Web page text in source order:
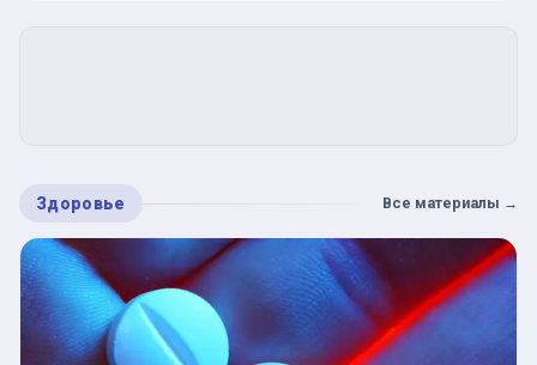
Здоровье Все материалы →